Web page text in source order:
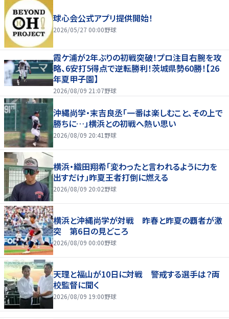
球心会公式アプリ提供開始！
2026/05/27 00:00野球
霞ケ浦が2年ぶりの初戦突破！プロ注目右腕を攻
略、6安打5得点で逆転勝利！茨城県勢60勝！【26
年夏甲子園】
2026/08/09 21:07野球
沖縄尚学・末吉良丞「一番は楽しむこと、その上で
勝ちに…」横浜との初戦へ熱い思い
2026/08/09 20:41 野球
横浜・織田翔希「変わったと言われるように力を
出すだけ」昨夏王者打倒に燃える
2026/08/09 20:02野球
横浜と沖縄尚学が対戦 昨春と昨夏の覇者が激
突 第6日の見どころ
2026/08/09 00:00野球
天理と福山が10日に対戦 警戒する選手は？両
校監督に聞く
2026/08/09 19:00野球